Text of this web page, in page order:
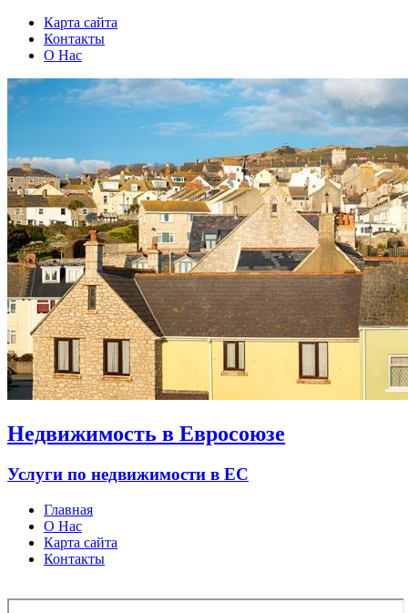
Карта сайта
Контакты
О Нас
Недвижимость в Евросоюзе
Услуги по недвижимости в ЕС
Главная
О Нас
Карта сайта
Контакты